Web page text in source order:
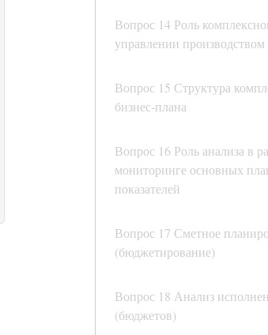
Вопрос 14 Роль
управлении производством
Вопрос 15 Структура
бизнес-плана
Вопрос 16 Роль анализа в
мониторинге основных
показателей
Вопрос 17 Сметное
(бюджетирование)
Вопрос 18 Анализ
(бюджетов)